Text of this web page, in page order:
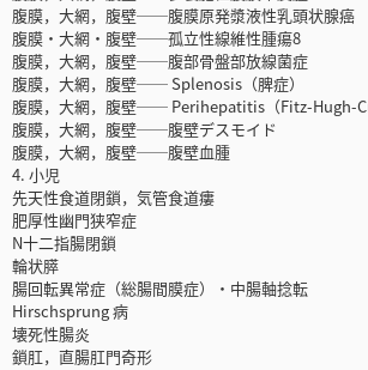
腹膜，大網，腹壁──腹膜原発漿液性乳頭状腺癌
腹膜・大網・腹壁──孤立性線維性腫瘍8
腹膜，大網，腹壁──腹部骨盤部放線菌症
腹膜，大網，腹壁── Splenosis（脾症）
腹膜，大網，腹壁── Perihepatitis（Fitz-Hugh-
腹膜，大網，腹壁──腹壁デスモイド
腹膜，大網，腹壁──腹壁血腫
4. 小児
先天性食道閉鎖，気管食道瘻
肥厚性幽門狭窄症
N十二指腸閉鎖
輪状膵
腸回転異常症（総腸間膜症）・中腸軸捻転
Hirschsprung 病
壊死性腸炎
鎖肛，直腸肛門奇形